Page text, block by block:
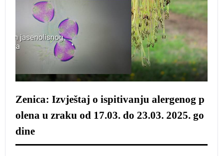
Zenica: Izvještaj o ispitivanju alergenog p
olena u zraku od 17.03. do 23.03. 2025. go
dine